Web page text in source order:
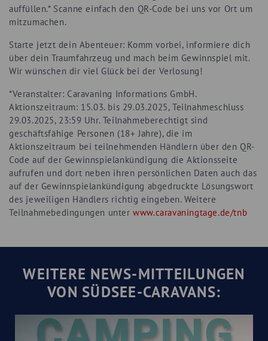
auffüllen.* Scanne einfach den QR-Code bei uns vor Ort um
mitzumachen.
Starte jetzt dein Abenteuer: Komm vorbei, informiere dich
über dein Traumfahrzeug und mach beim Gewinnspiel mit.
Wir wünschen dir viel Glück bei der Verlosung!
*Veranstalter: Caravaning Informations GmbH.
Aktionszeitraum: 15.03. bis 29.03.2025, Teilnahmeschluss
29.03.2025, 23:59 Uhr. Teilnahmeberechtigt sind
geschäftsfähige Personen (18+ Jahre), die im
Aktionszeitraum bei teilnehmenden Händlern über den QR-
Code auf der Gewinnspielankündigung die Aktionsseite
aufrufen und dort neben ihren persönlichen Daten auch das
auf der Gewinnspielankündigung abgedruckte Lösungswort
des jeweiligen Händlers richtig eingeben. Weitere
Teilnahmebedingungen unterwww.caravaningtage.de/tnb
WEITERE NEWS-MITTEILUNGEN
VON SÜDSEE-CARAVANS: